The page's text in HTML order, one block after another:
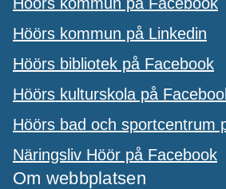
Höörs kommun på Linkedin
Höörs bibliotek på Facebook
Höörs kulturskola på
Höörs bad och sportcentrum
Näringsliv Höör på Facebook
Om webbplatsen